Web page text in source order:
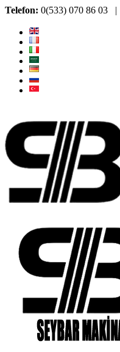
Telefon: 0(533) 070 86 03 |